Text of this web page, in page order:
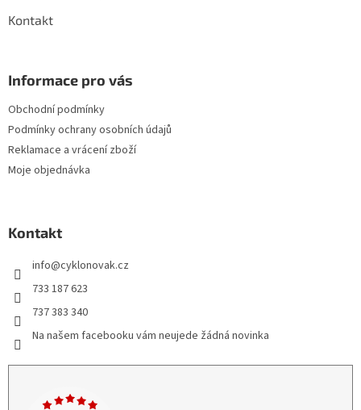
Kontakt
Informace pro vás
Obchodní podmínky
Podmínky ochrany osobních údajů
Reklamace a vrácení zboží
Moje objednávka
Kontakt
info@cyklonovak.cz
733 187 623
737 383 340
Na našem facebooku vám neujede žádná novinka